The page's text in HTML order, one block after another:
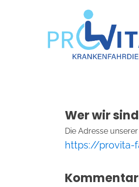
Wer wir sind
Die Adresse
https://provita-